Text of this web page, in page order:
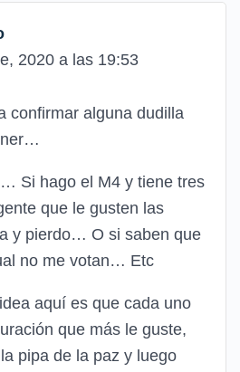
2020 a las 19:53
confirmar alguna dudilla
Si hago el M4 y tiene tres
que le gusten las
y pierdo… O si saben que
no me votan… Etc
aquí es que cada uno
que más le guste,
pipa de la paz y luego